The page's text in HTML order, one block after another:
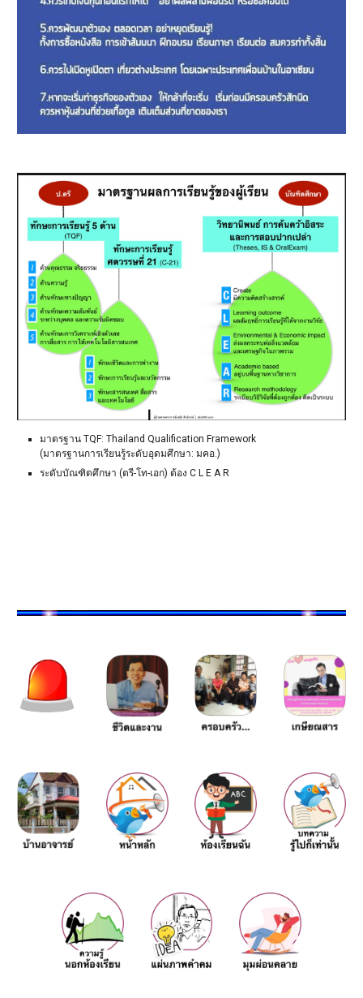
มาตรฐาน TQF: Thailand Qualification Framework
(มาตรฐานการเรียนรู้ระดับอุดมศึกษา: มคอ.)
ระดับบัณฑิตศึกษา (ตรี-โท-เอก) ต้อง C L E A R